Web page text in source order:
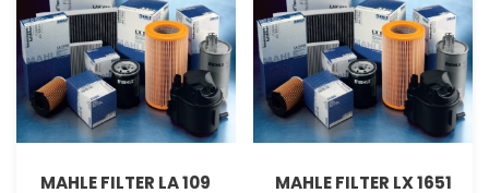
MAHLE FILTER LX 1651
MAHLE FILTER LA 109